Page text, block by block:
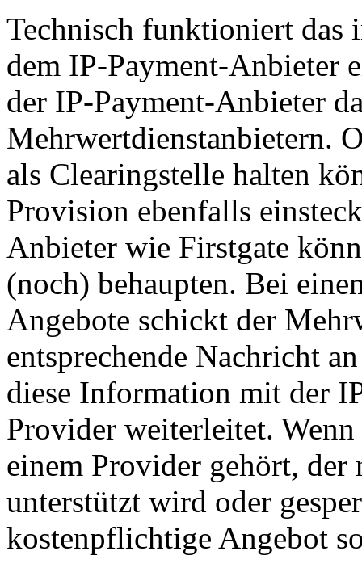
Technisch funktioniert das
dem IP-Payment-Anbieter
der IP-Payment-Anbieter
Mehrwertdienstanbietern.
als Clearingstelle halten
Provision ebenfalls
Anbieter wie Firstgate
(noch) behaupten. Bei
Angebote schickt der
entsprechende Nachricht
diese Information mit der
Provider weiterleitet.
einem Provider gehört,
unterstützt wird oder
kostenpflichtige Angebot